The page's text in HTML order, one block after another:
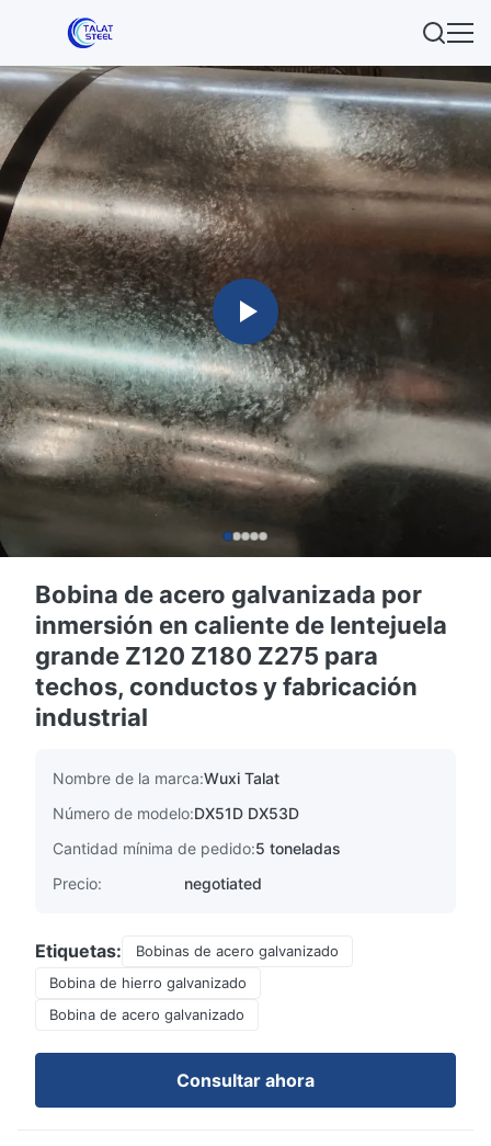
Bobina de acero galvanizada por
inmersión en caliente de lentejuela
grande Z120 Z180 Z275 para
techos, conductos y fabricación
industrial
Nombre de la marca:Wuxi Talat
Número de modelo:DX51D DX53D
Cantidad mínima de pedido:5 toneladas
Precio:
negotiated
Etiquetas:
Bobinas de acero galvanizado
Bobina de hierro galvanizado
Bobina de acero galvanizado
Consultar ahora